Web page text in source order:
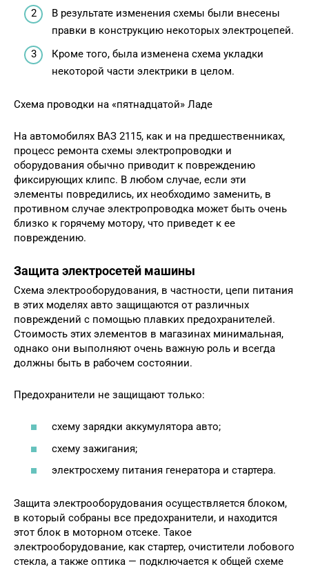
В результате изменения схемы были внесены
правки в конструкцию некоторых электроцепей.
Кроме того, была изменена схема укладки
некоторой части электрики в целом.
Схема проводки на «пятнадцатой» Ладе
На автомобилях ВАЗ 2115, как и на предшественниках,
процесс ремонта схемы электропроводки и
оборудования обычно приводит к повреждению
фиксирующих клипс. В любом случае, если эти
элементы повредились, их необходимо заменить, в
противном случае электропроводка может быть очень
близко к горячему мотору, что приведет к ее
повреждению.
Защита электросетей машины
Схема электрооборудования, в частности, цепи питания
в этих моделях авто защищаются от различных
повреждений с помощью плавких предохранителей.
Стоимость этих элементов в магазинах минимальная,
однако они выполняют очень важную роль и всегда
должны быть в рабочем состоянии.
Предохранители не защищают только:
схему зарядки аккумулятора авто;
схему зажигания;
электросхему питания генератора и стартера.
Защита электрооборудования осуществляется блоком,
в который собраны все предохранители, и находится
этот блок в моторном отсеке. Такое
электрооборудование, как стартер, очистители лобового
стекла, а также оптика — подключается к общей схеме